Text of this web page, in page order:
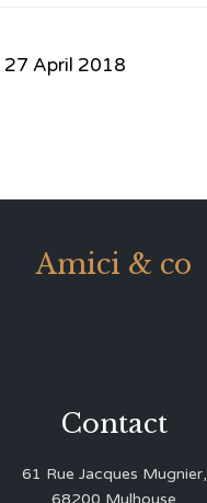
27 April 2018
Amici & co
Contact
61 Rue Jacques Mugnier,